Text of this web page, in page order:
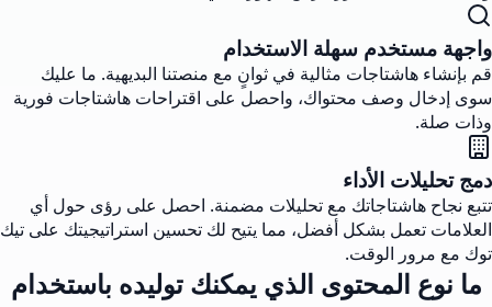
واجهة مستخدم سهلة الاستخدام
قم بإنشاء هاشتاجات مثالية في ثوانٍ مع منصتنا البديهية. ما عليك
سوى إدخال وصف محتواك، واحصل على اقتراحات هاشتاجات فورية
وذات صلة.
دمج تحليلات الأداء
تتبع نجاح هاشتاجاتك مع تحليلات مضمنة. احصل على رؤى حول أي
العلامات تعمل بشكل أفضل، مما يتيح لك تحسين استراتيجيتك على تيك
توك مع مرور الوقت.
ما نوع المحتوى الذي يمكنك توليده باستخدام